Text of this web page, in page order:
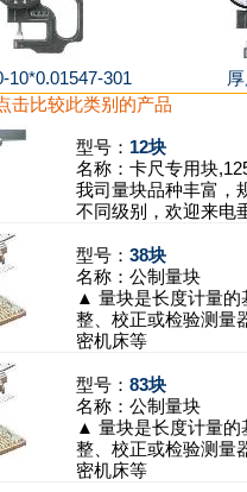
10*0.01547-301
击比较此类别的产品
型号： 12块
名称： 卡尺专用块
我司量块品种丰富，
不同级别，欢迎来电
型号： 38块
名称： 公制量块
▲ 量块是长度计量的
整、校正或检验测量
密机床等
型号： 83块
名称： 公制量块
▲ 量块是长度计量的
整、校正或检验测量
密机床等